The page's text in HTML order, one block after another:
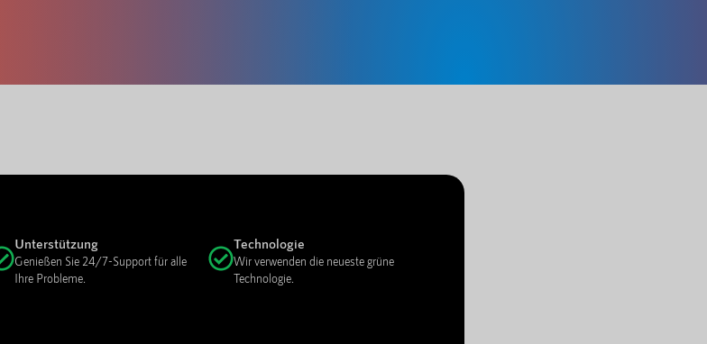
Unterstützung
Genießen Sie 24/7-Support für alle
Ihre Probleme.
Technologie
Wir verwenden die neueste grüne
Technologie.